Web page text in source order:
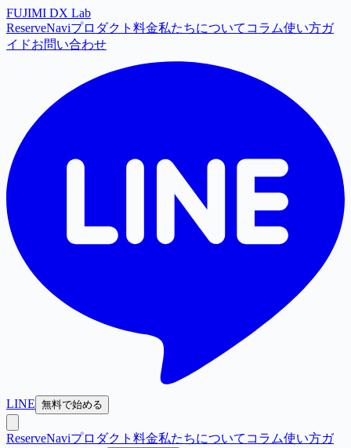
FUJIMI DX Lab
ReserveNaviプロダクト 料金私たちについて コラム使い方ガ
イドお問い合わせ
LINE 無料で始める
ReserveNaviプロダクト 料金私たちについて コラム使い方ガ